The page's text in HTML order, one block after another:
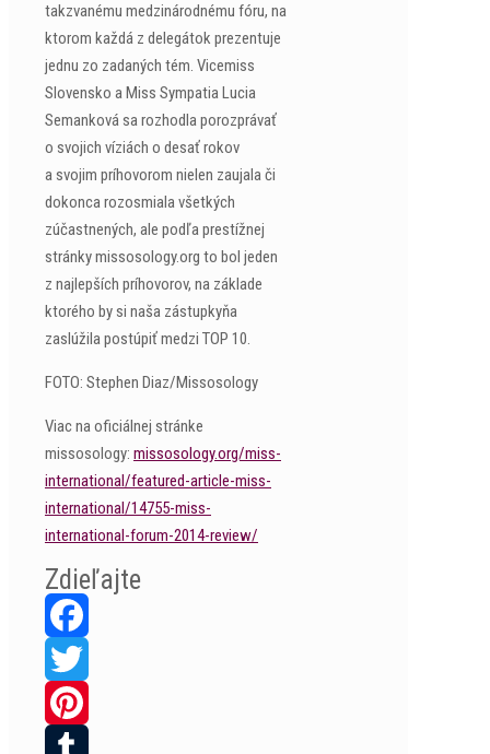
takzvanému medzinárodnému fóru, na
ktorom každá z delegátok prezentuje
jednu zo zadaných tém. Vicemiss
Slovensko a Miss Sympatia Lucia
Semanková sa rozhodla porozprávať
o svojich víziách o desať rokov
a svojim príhovorom nielen zaujala či
dokonca rozosmiala všetkých
zúčastnených, ale podľa prestížnej
stránky missosology.org to bol jeden
z najlepších príhovorov, na základe
ktorého by si naša zástupkyňa
zaslúžila postúpiť medzi TOP 10.
FOTO: Stephen Diaz/Missosology
Viac na oficiálnej stránke
missosology: missosology.org/miss-
international/featured-article-miss-
international/14755-miss-
international-forum-2014-review/
Zdieľajte
Facebook
Twitter
Pinterest